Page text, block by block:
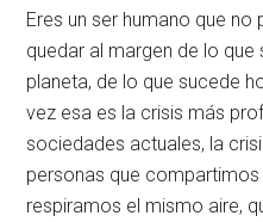
Eres un ser humano que
quedar al margen de lo
planeta, de lo que sucede
vez esa es la crisis más
sociedades actuales, la
personas que
respiramos el mismo aire,